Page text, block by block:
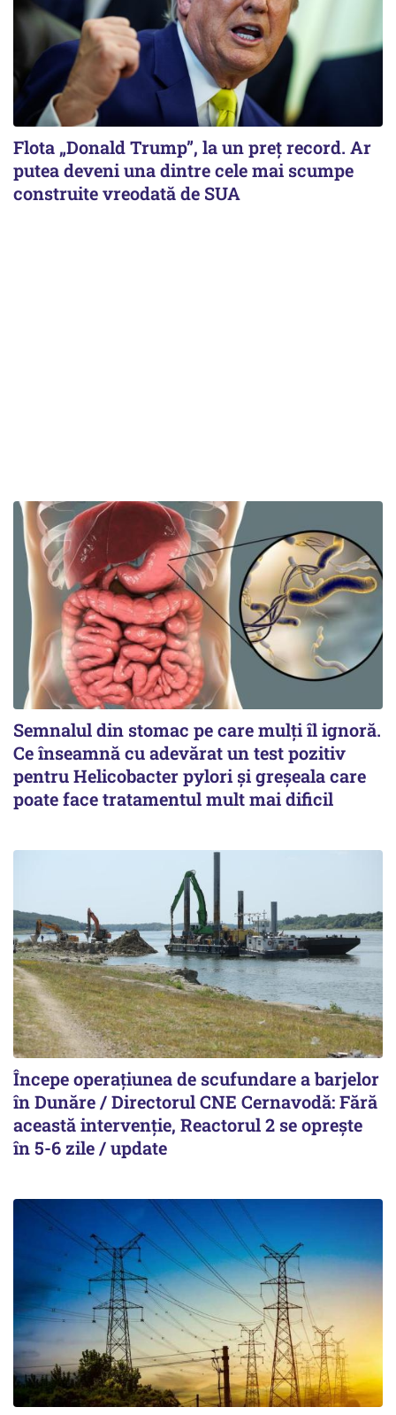
Flota „Donald Trump”, la un preț record. Ar
putea deveni una dintre cele mai scumpe
construite vreodată de SUA
Semnalul din stomac pe care mulți îl ignoră.
Ce înseamnă cu adevărat un test pozitiv
pentru Helicobacter pylori și greșeala care
poate face tratamentul mult mai dificil
Începe operațiunea de scufundare a barjelor
în Dunăre / Directorul CNE Cernavodă: Fără
această intervenție, Reactorul 2 se oprește
în 5-6 zile / update